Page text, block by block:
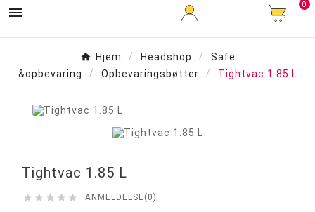
 0
Hjem Headshop
Safe
&opbevaring
Opbevaringsbøtter Tightvac 1.85 L
Tightvac 1.85 L
     ANMELDELSE(0)